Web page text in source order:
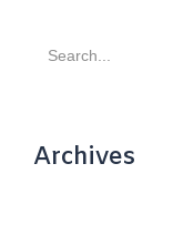
Search
for:
Archives